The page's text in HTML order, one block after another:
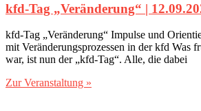
kfd-Tag „Veränderung“‎ |
kfd-Tag „Veränderung“ Impulse und
mit Veränderungsprozessen in der kfd Was
war, ist nun der „kfd-Tag“. Alle, die dabei
Zur Veranstaltung »